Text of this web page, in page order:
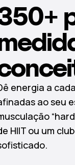
energia a
ao seu
HIIT ou um